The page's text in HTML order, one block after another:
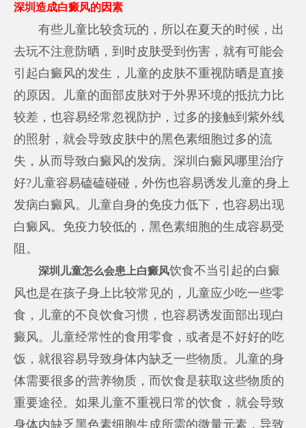
深圳造成白癜风的因素
有些儿童比较贪玩的，所以在夏天的时候，出
去玩不注意防晒，到时皮肤受到伤害，就有可能会
引起白癜风的发生，儿童的皮肤不重视防晒是直接
的原因。儿童的面部皮肤对于外界环境的抵抗力比
较差，也容易经常忽视防护，过多的接触到紫外线
的照射，就会导致皮肤中的黑色素细胞过多的流
失，从而导致白癜风的发病。深圳白癜风哪里治疗
好?儿童容易磕磕碰碰，外伤也容易诱发儿童的身上
发病白癜风。儿童自身的免疫力低下，也容易出现
白癜风。免疫力较低的，黑色素细胞的生成容易受
阻。
深圳儿童怎么会患上白癜风饮食不当引起的白癜
风也是在孩子身上比较常见的，儿童应少吃一些零
食，儿童的不良饮食习惯，也容易诱发面部出现白
癜风。儿童经常性的食用零食，或者是不好好的吃
饭，就很容易导致身体内缺乏一些物质。儿童的身
体需要很多的营养物质，而饮食是获取这些物质的
重要途径。如果儿童不重视日常的饮食，就会导致
身体内缺乏黑色素细胞生成所需的微量元素，导致